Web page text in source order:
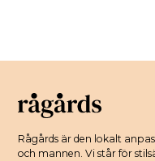
Rågårds är den lokalt
och mannen. Vi står för